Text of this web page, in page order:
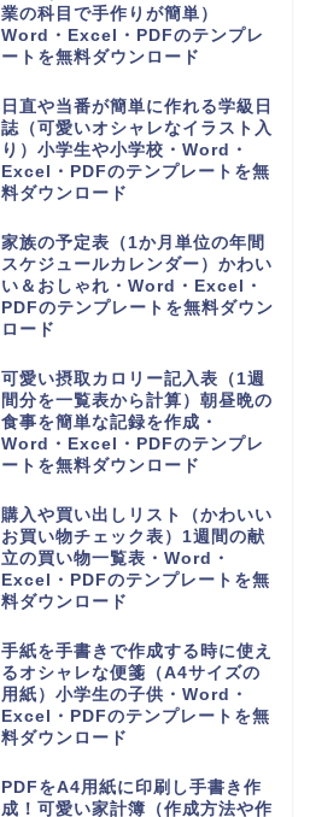
しおりを作る（作り方や作成方法
が簡単）可愛い・Word・
Excel・PDFのテンプレートを無
6分割でわかりやすい電話や来社
に対応した伝言メモ（対応した内
容を簡単に作成）Word・
Excel・PDFのテンプレートを無
電話や来客の伝言対応メモ
（ExcelやWordで電話・来社・
メールに編集）見やすく使える・
Word・Excel・PDFのテンプレ
体重測定の記録表（グラフやチャ
ートで簡単に移行一覧表を作成）
可愛い手書き・Word・Excel・
PDFのテンプレートを無料ダウン
持っていくものやメモ付きの時間
割表（小学生・小学校の勉強や授
業の科目で手作りが簡単）
Word・Excel・PDFのテンプレ
日直や当番が簡単に作れる学級日
誌（可愛いオシャレなイラスト入
り）小学生や小学校・Word・
Excel・PDFのテンプレートを無
家族の予定表（1か月単位の年間